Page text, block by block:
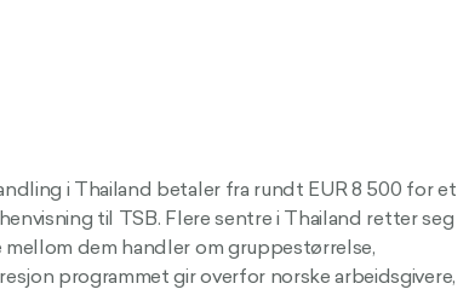
i Thailand betaler fra rundt EUR 8 500 for et
til TSB. Flere sentre i Thailand retter seg
dem handler om gruppestørrelse,
programmet gir overfor norske arbeidsgivere,